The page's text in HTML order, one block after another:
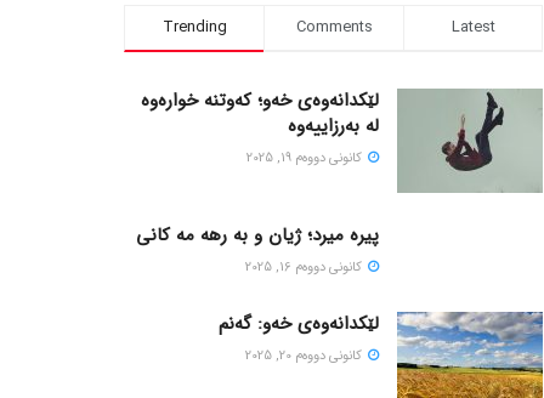
Trending Comments Latest
لێکدانەوەی خەو؛ کەوتنە خوارەوە
لە بەرزاییەوە
كانونی دووه‌م 19, 2025
پیره میرد؛ ژیان و به رهه مه کانی
كانونی دووه‌م 16, 2025
لێکدانەوەی خەو: گەنم
كانونی دووه‌م 20, 2025